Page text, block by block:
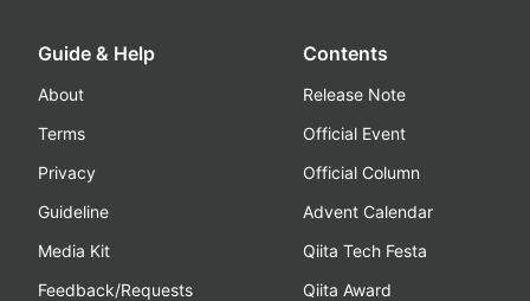
Guide & Help
About
Terms
Privacy
Guideline
Media Kit
Feedback/Requests
Contents
Release Note
Official Event
Official Column
Advent Calendar
Qiita Tech Festa
Qiita Award